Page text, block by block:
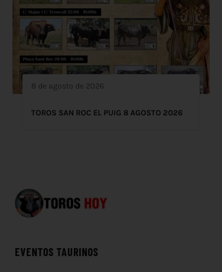
8 de agosto de 2026
TOROS SAN ROC EL PUIG 8 AGOSTO 2026
EVENTOS TAURINOS